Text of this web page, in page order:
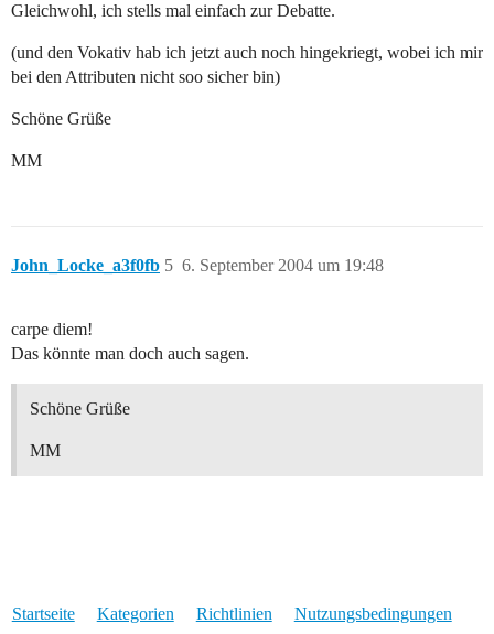
Gleichwohl, ich stells mal einfach zur Debatte.
(und den Vokativ hab ich jetzt auch noch hingekriegt, wobei ich mir
bei den Attributen nicht soo sicher bin)
Schöne Grüße
MM
John_Locke_a3f0fb 6. September 2004 um 19:48
5
carpe diem!
Das könnte man doch auch sagen.
Schöne Grüße
MM
Startseite Kategorien Richtlinien Nutzungsbedingungen